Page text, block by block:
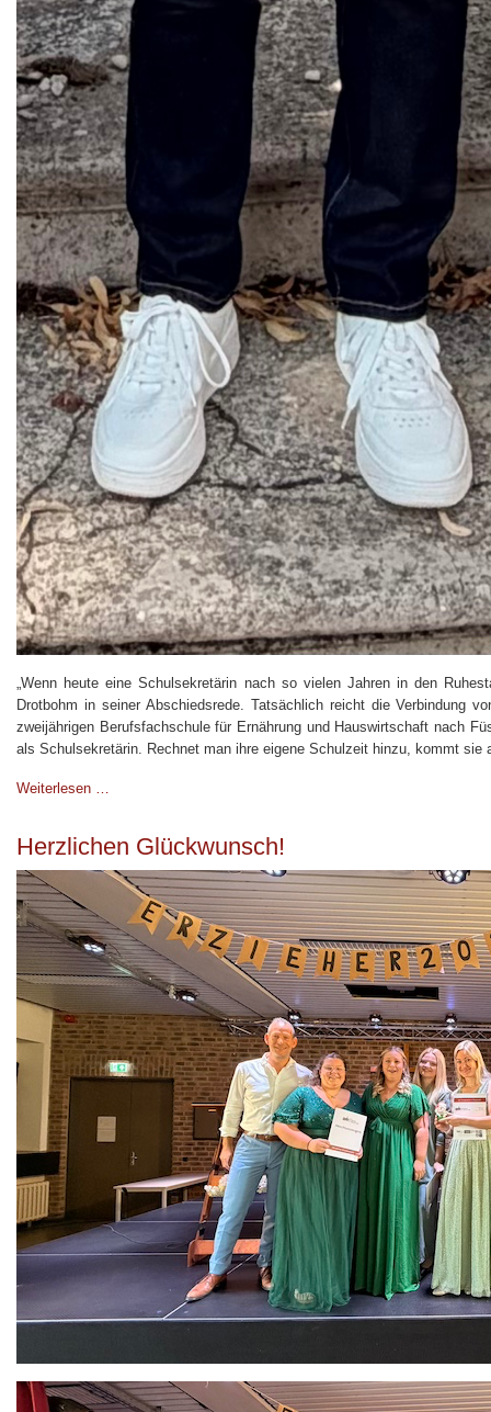
„Wenn heute eine Schulsekretärin nach so vielen Jahren in den
Drotbohm in seiner Abschiedsrede. Tatsächlich reicht die
zweijährigen Berufsfachschule für Ernährung und Hauswirtschaft nach
als Schulsekretärin. Rechnet man ihre eigene Schulzeit hinzu, kommt sie
Weiterlesen …
Herzlichen Glückwunsch!